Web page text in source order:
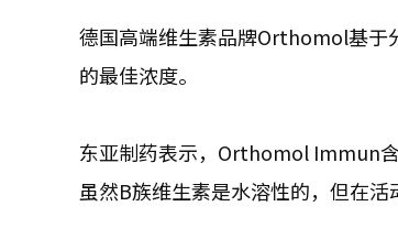
德国高端维生素品牌Orthomol基于
的最佳浓度。
东亚制药表示，Orthomol Immun
虽然B族维生素是水溶性的，但在活